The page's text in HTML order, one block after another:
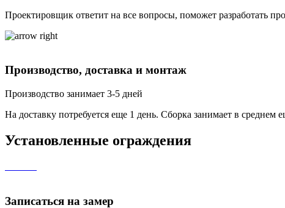
Проектировщик ответит на все вопросы, поможет разработать
Производство, доставка и монтаж
Производство занимает 3-5 дней
На доставку потребуется еще 1 день. Сборка занимает в среднем
Установленные ограждения
Записаться на замер